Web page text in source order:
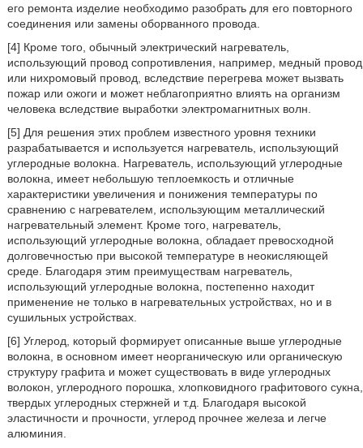
его ремонта изделие необходимо разобрать для его повторного
соединения или замены оборванного провода.
[4] Кроме того, обычный электрический нагреватель,
использующий провод сопротивления, например, медный провод
или нихромовый провод, вследствие перегрева может вызвать
пожар или ожоги и может неблагоприятно влиять на организм
человека вследствие выработки электромагнитных волн.
[5] Для решения этих проблем известного уровня техники
разрабатывается и используется нагреватель, использующий
углеродные волокна. Нагреватель, использующий углеродные
волокна, имеет небольшую теплоемкость и отличные
характеристики увеличения и понижения температуры по
сравнению с нагревателем, использующим металлический
нагревательный элемент. Кроме того, нагреватель,
использующий углеродные волокна, обладает превосходной
долговечностью при высокой температуре в неокисляющей
среде. Благодаря этим преимуществам нагреватель,
использующий углеродные волокна, постепенно находит
применение не только в нагревательных устройствах, но и в
сушильных устройствах.
[6] Углерод, который формирует описанные выше углеродные
волокна, в основном имеет неорганическую или органическую
структуру графита и может существовать в виде углеродных
волокон, углеродного порошка, хлопковидного графитового сукна,
твердых углеродных стержней и т.д. Благодаря высокой
эластичности и прочности, углерод прочнее железа и легче
алюминия.